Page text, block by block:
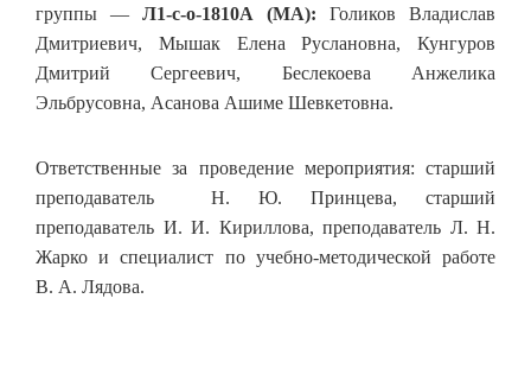
группы — Л1-с-о-1810А (МА): Голиков Владислав
Дмитриевич, Мышак Елена Руслановна, Кунгуров
Дмитрий Сергеевич, Беслекоева Анжелика
Эльбрусовна, Асанова Ашиме Шевкетовна.
Ответственные за проведение мероприятия: старший
преподаватель Н. Ю. Принцева, старший
преподаватель И. И. Кириллова, преподаватель Л. Н.
Жарко и специалист по учебно-методической работе
В. А. Лядова.